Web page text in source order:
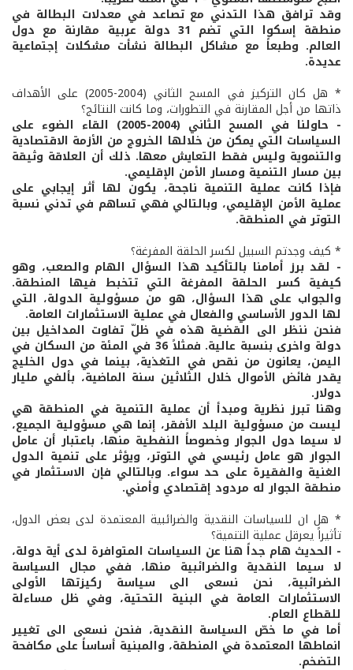
وقد ترافق هذا التدني مع تصاعد في معدلات البطالة في
منطقة إسكوا التي تضم 31 دولة عربية مقارنة مع دول
العالم. وطبعاً مع مشاكل البطالة نشأت مشكلات إجتماعية
عديدة.
* هل كان التركيز في المسح الثاني (2004-2005) على الأهداف
ذاتها من أجل المقارنة في التطورات، وما كانت النتائج؟
- حاولنا في المسح الثاني (2004-2005) القاء الضوء على
السياسات التي يمكن من خلالها الخروج من الأزمة الاقتصادية
والتنموية وليس فقط التعايش معها. ذلك أن العلاقة وثيقة
بين مسار التنمية ومسار الأمن الإقليمي.
فإذا كانت عملية التنمية ناجحة، يكون لها أثر إيجابي على
عملية الأمن الإقليمي، وبالتالي فهي تساهم في تدني نسبة
التوتر في المنطقة.
* كيف وجدتم السبيل لكسر الحلقة المفرغة؟
- لقد برز أمامنا بالتأكيد هذا السؤال الهام والصعب، وهو
كيفية كسر الحلقة المفرغة التي تتخبط فيها المنطقة.
والجواب على هذا السؤال، هو من مسؤولية الدولة، التي
لها الدور الأساسي والفعال في عملية الاستثمارات العامة.
فنحن ننظر الى القضية هذه في ظلّ تفاوت المداخيل بين
دولة واخرى بنسبة عالية. فمثلاً 36 في المئة من السكان في
اليمن، يعانون من نقص في التغذية، بينما في دول الخليج
يقدر فائض الأموال خلال الثلاثين سنة الماضية، بألفي مليار
دولار.
وهنا تبرز نظرية ومبدأ أن عملية التنمية في المنطقة هي
ليست من مسؤولية البلد الأفقر، إنما هي مسؤولية الجميع،
لا سيما دول الجوار وخصوصاً النفطية منها، باعتبار أن عامل
الجوار هو عامل رئيسي في التوتر، ويؤثر على تنمية الدول
الغنية والفقيرة على حد سواء. وبالتالي فإن الاستثمار في
منطقة الجوار له مردود إقتصادي وأمني.
* هل ان للسياسات النقدية والضرائبية المعتمدة لدى بعض الدول،
تأثيراً يعرقل عملية التنمية؟
- الحديث هام جداً هنا عن السياسات المتوافرة لدى أية دولة،
لا سيما النقدية والضرائبية منها، ففي مجال السياسة
الضرائبية، نحن نسعى الى سياسة ركيزتها الأولى
الاستثمارات العامة في البنية التحتية، وفي ظل مساءلة
للقطاع العام.
أما في ما خصّ السياسة النقدية، فنحن نسعى الى تغيير
انماطها المعتمدة في المنطقة، والمبنية أساساً على مكافحة
التضخم.